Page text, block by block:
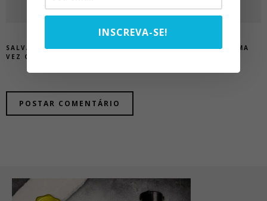
SALVAR MEUS DADOS NESTE NAVEGADOR PARA A PRÓXIMA
VEZ QUE EU COMENTAR.
INSCREVA-SE!